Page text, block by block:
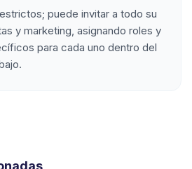
puede invitar a todo su
y marketing, asignando roles y
para cada uno dentro del